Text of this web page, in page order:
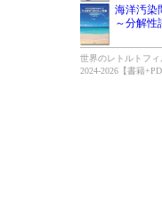
海洋汚染
～分解性
世界のレトルトフ
2024-2026【書籍